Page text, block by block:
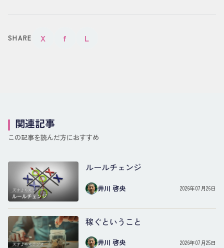
SHARE X f L
関連記事
この記事を読んだ方におすすめ
ルールチェンジ
井川 啓央 2026年07月26日
稼ぐということ
井川 啓央 2026年07月25日